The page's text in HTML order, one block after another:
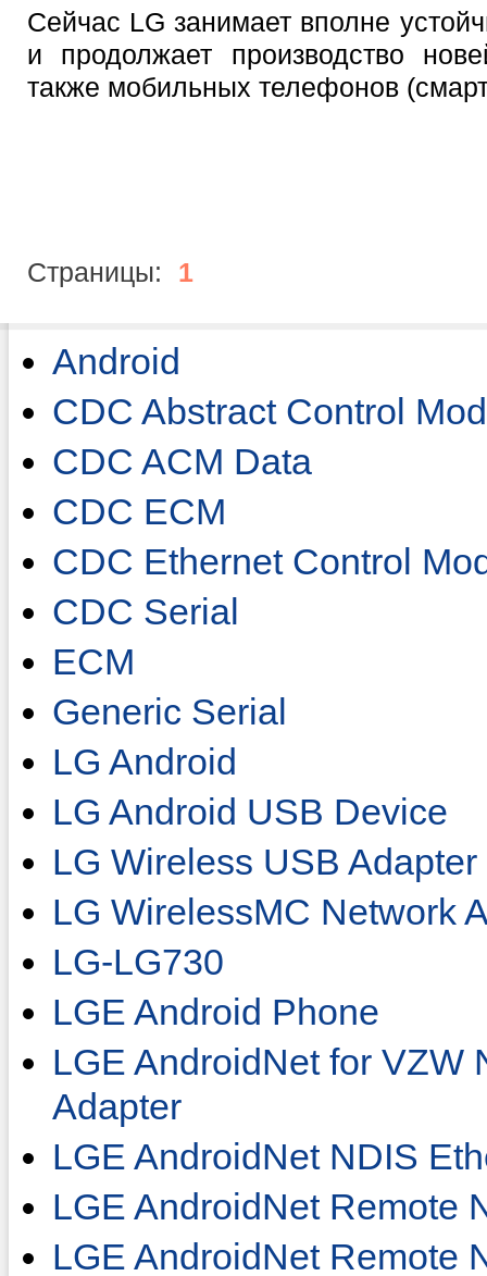
Сейчас LG занимает вполне
и продолжает производство
также мобильных телефонов
Страницы: 1
Android
CDC Abstract Control
CDC ACM Data
CDC ECM
CDC Ethernet Control
CDC Serial
ECM
Generic Serial
LG Android
LG Android USB Device
LG Wireless USB Adapter
LG WirelessMC Network
LG-LG730
LGE Android Phone
LGE AndroidNet for VZW
Adapter
LGE AndroidNet NDIS
LGE AndroidNet Remote
LGE AndroidNet Remote